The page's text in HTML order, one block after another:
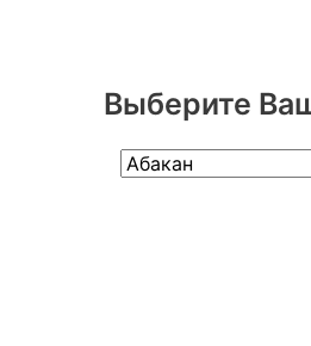
Выберите